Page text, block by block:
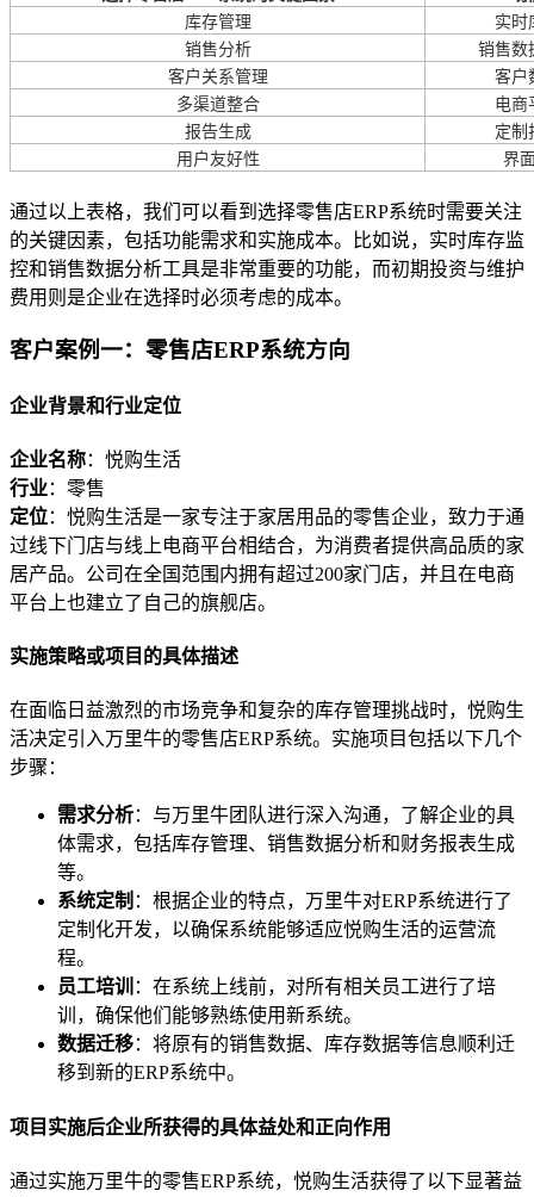
库存管理
实时
销售分析
销售数
客户关系管理
客户
多渠道整合
电商
报告生成
定制
用户友好性
界
通过以上表格，我们可以看到选择零售店ERP系统时需要关注
的关键因素，包括功能需求和实施成本。比如说，实时库存监
控和销售数据分析工具是非常重要的功能，而初期投资与维护
费用则是企业在选择时必须考虑的成本。
客户案例一：零售店ERP系统方向
企业背景和行业定位
企业名称：悦购生活
行业：零售
定位：悦购生活是一家专注于家居用品的零售企业，致力于通
过线下门店与线上电商平台相结合，为消费者提供高品质的家
居产品。公司在全国范围内拥有超过200家门店，并且在电商
平台上也建立了自己的旗舰店。
实施策略或项目的具体描述
在面临日益激烈的市场竞争和复杂的库存管理挑战时，悦购生
活决定引入万里牛的零售店ERP系统。实施项目包括以下几个
步骤：
需求分析：与万里牛团队进行深入沟通，了解企业的具
体需求，包括库存管理、销售数据分析和财务报表生成
等。
系统定制 ：根据企业的特点，万里牛对ERP系统进行了
定制化开发，以确保系统能够适应悦购生活的运营流
程。
员工培训 ：在系统上线前，对所有相关员工进行了培
训，确保他们能够熟练使用新系统。
数据迁移：将原有的销售数据、库存数据等信息顺利迁
移到新的ERP系统中。
项目实施后企业所获得的具体益处和正向作用
通过实施万里牛的零售ERP系统，悦购生活获得了以下显著益